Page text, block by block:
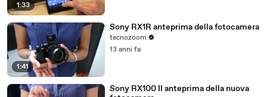
1:33
1:41
Sony RX1R anteprima della fotocamera
tecnozoom
13 anni fa
Sony RX100 II anteprima della nuova